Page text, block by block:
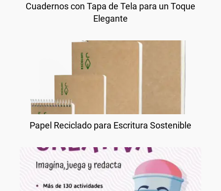
Cuadernos con Tapa de Tela para un Toque
Elegante
Papel Reciclado para Escritura Sostenible